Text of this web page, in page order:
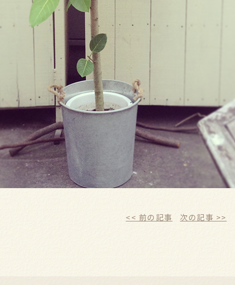
<< 前の記事 次の記事 >>